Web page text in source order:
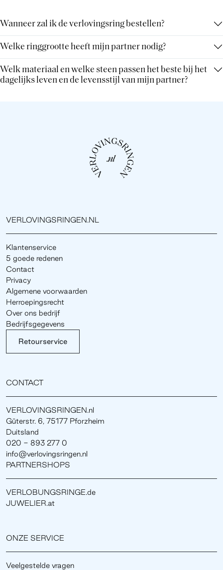
Wanneer zal ik de verlovingsring bestellen?
Welke ringgrootte heeft mijn partner nodig?
Welk materiaal en welke steen passen het beste bij het
dagelijks leven en de levensstijl van mijn partner?
VERLOVINGSRINGEN.NL
Klantenservice
5 goede redenen
Contact
Privacy
Algemene voorwaarden
Herroepingsrecht
Over ons bedrijf
Bedrijfsgegevens
Retourservice
CONTACT
VERLOVINGSRINGEN.nl
Güterstr. 6, 75177 Pforzheim
Duitsland
020 - 893 277 0
info@verlovingsringen.nl
PARTNERSHOPS
VERLOBUNGSRINGE.de
JUWELIER.at
ONZE SERVICE
Veelgestelde vragen